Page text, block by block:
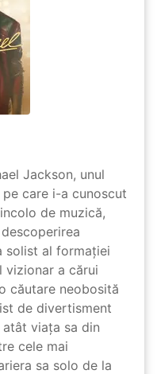
Jackson, unul
care i-a cunoscut
de muzică,
solist al formației
vizionar a cărui
căutare neobosită
de divertisment
viața sa din
cele mai
sa solo de la